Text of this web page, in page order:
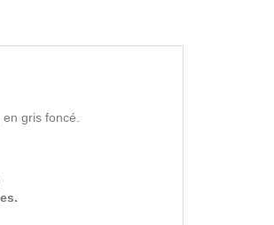
gris foncé.